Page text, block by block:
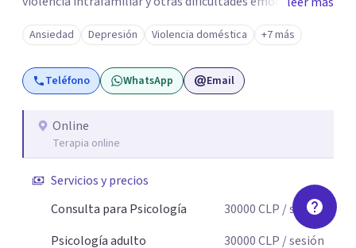
tanto a nivel individual, de pareja o familiar. Cuento con
más de 10 años de experiencia profesional en consulta
privada y en diversas instituciones de salud mental,
trabajando con adolescentes, adultos jóvenes, adultos y
Psicoterapia Sistémica, una metodología que considera
las dinámicas y relaciones dentro de cada sistema
técnicas como la Terapia Breve Sistémica y la Terapia
Enfocada en Soluciones, busco comprender cómo los
contextos y vínculos influyen en el bienestar de cada
Ansiedad Depresión Violencia doméstica +7 más
Teléfono WhatsApp Email
Online
Terapia online
Servicios y precios
Consulta para Psicología
30000CLP / sesión
Psicología adulto
30000CLP / sesión